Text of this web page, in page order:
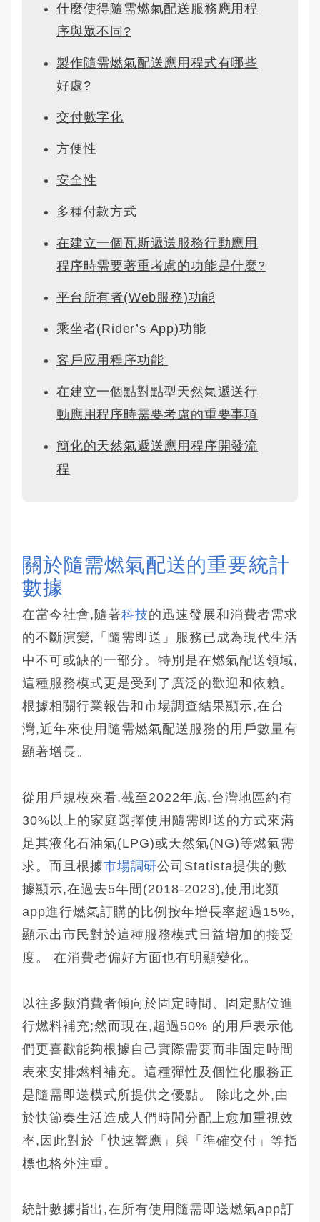
什麼使得隨需燃氣配送服務應用程
序與眾不同?
製作隨需燃氣配送應用程式有哪些
好處?
交付數字化
方便性
安全性
多種付款方式
在建立一個瓦斯遞送服務行動應用
程序時需要著重考慮的功能是什麼?
平台所有者(Web服務)功能
乘坐者(Rider’s App)功能
客戶应用程序功能
在建立一個點對點型天然氣遞送行
動應用程序時需要考慮的重要事項
簡化的天然氣遞送應用程序開發流
程
關於隨需燃氣配送的重要統計
數據
在當今社會,隨著科技的迅速發展和消費者需求
的不斷演變,「隨需即送」服務已成為現代生活
中不可或缺的一部分。特別是在燃氣配送領域,
這種服務模式更是受到了廣泛的歡迎和依賴。
根據相關行業報告和市場調查結果顯示,在台
灣,近年來使用隨需燃氣配送服務的用戶數量有
顯著增長。
從用戶規模來看,截至2022年底,台灣地區約有
30%以上的家庭選擇使用隨需即送的方式來滿
足其液化石油氣(LPG)或天然氣(NG)等燃氣需
求。而且根據市場調研公司Statista提供的數
據顯示,在過去5年間(2018-2023),使用此類
app進行燃氣訂購的比例按年增長率超過15%,
顯示出市民對於這種服務模式日益增加的接受
度。 在消費者偏好方面也有明顯變化。
以往多數消費者傾向於固定時間、固定點位進
行燃料補充;然而現在,超過50% 的用戶表示他
們更喜歡能夠根據自己實際需要而非固定時間
表來安排燃料補充。這種彈性及個性化服務正
是隨需即送模式所提供之優點。 除此之外,由
於快節奏生活造成人們時間分配上愈加重視效
率,因此對於「快速響應」與「準確交付」等指
標也格外注重。
統計數據指出,在所有使用隨需即送燃氣app訂